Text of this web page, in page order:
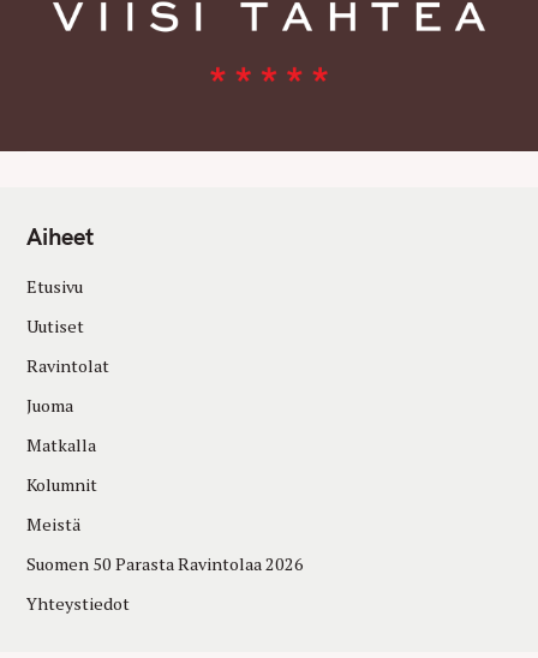
Aiheet
Etusivu
Uutiset
Ravintolat
Juoma
Matkalla
Kolumnit
Meistä
Suomen 50 Parasta Ravintolaa 2026
Yhteystiedot